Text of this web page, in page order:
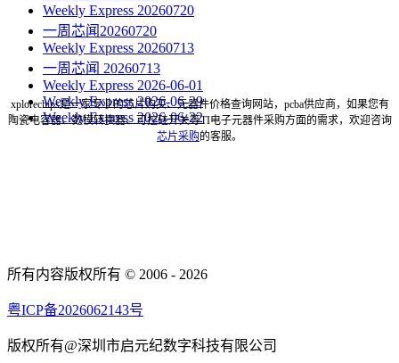
Weekly Express 20260720
一周芯闻20260720
Weekly Express 20260713
一周芯闻 20260713
Weekly Express 2026-06-01
Weekly Express 2026-06-29
Weekly Express 2026-06-22
xplorechips是一家专业的芯片购买、元器件价格查询网站，pcba供应商，如果您有
陶瓷电容器、数模转换器、可控硅开关等TI电子元器件采购方面的需求，欢迎咨询
芯片采购的客服。
所有内容版权所有 © 2006 - 2026
粤ICP备2026062143号
版权所有@深圳市启元纪数字科技有限公司